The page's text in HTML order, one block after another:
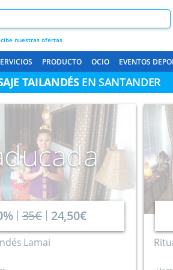
nuestras ofertas
PRODUCTO OCIO EVENTOS
TAILANDÉSEN SANTANDER
35€ 24,50€
Lamai